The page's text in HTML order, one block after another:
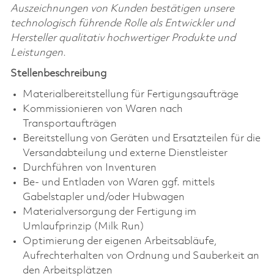
Auszeichnungen von Kunden bestätigen unsere
technologisch führende Rolle als Entwickler und
Hersteller qualitativ hochwertiger Produkte und
Leistungen.
Stellenbeschreibung
Materialbereitstellung für Fertigungsaufträge
Kommissionieren von Waren nach
Transportaufträgen
Bereitstellung von Geräten und Ersatzteilen für die
Versandabteilung und externe Dienstleister
Durchführen von Inventuren
Be- und Entladen von Waren ggf. mittels
Gabelstapler und/oder Hubwagen
Materialversorgung der Fertigung im
Umlaufprinzip (Milk Run)
Optimierung der eigenen Arbeitsabläufe,
Aufrechterhalten von Ordnung und Sauberkeit an
den Arbeitsplätzen